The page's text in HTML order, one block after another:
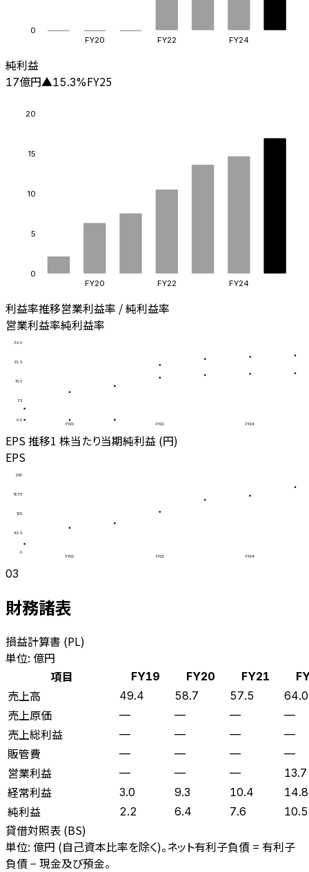
0
FY20 FY22 FY24
純利益
17億円▲15.3%FY25
0
5
10
15
20
FY20 FY22 FY24
利益率推移営業利益率 / 純利益率
営業利益率純利益率
0.0
7.5
15.0
22.5
30.0
FY20 FY22 FY24
EPS 推移1 株当たり当期純利益 (円)
EPS
0
62.5
125
187.5
250
FY20 FY22 FY24
03
財務諸表
損益計算書 (PL)
単位: 億円
項目
FY19 FY20 FY21
売上高 49.4 58.7 57.5 64.0
売上原価 — — — —
売上総利益 — — — —
販管費 — — — —
営業利益 — — — 13.7
経常利益 3.0 9.3 10.4 14.8
純利益 2.2 6.4 7.6 10.5
貸借対照表 (BS)
単位: 億円 (自己資本比率を除く)。ネット有利子負債 = 有利子
負債 − 現金及び預金。